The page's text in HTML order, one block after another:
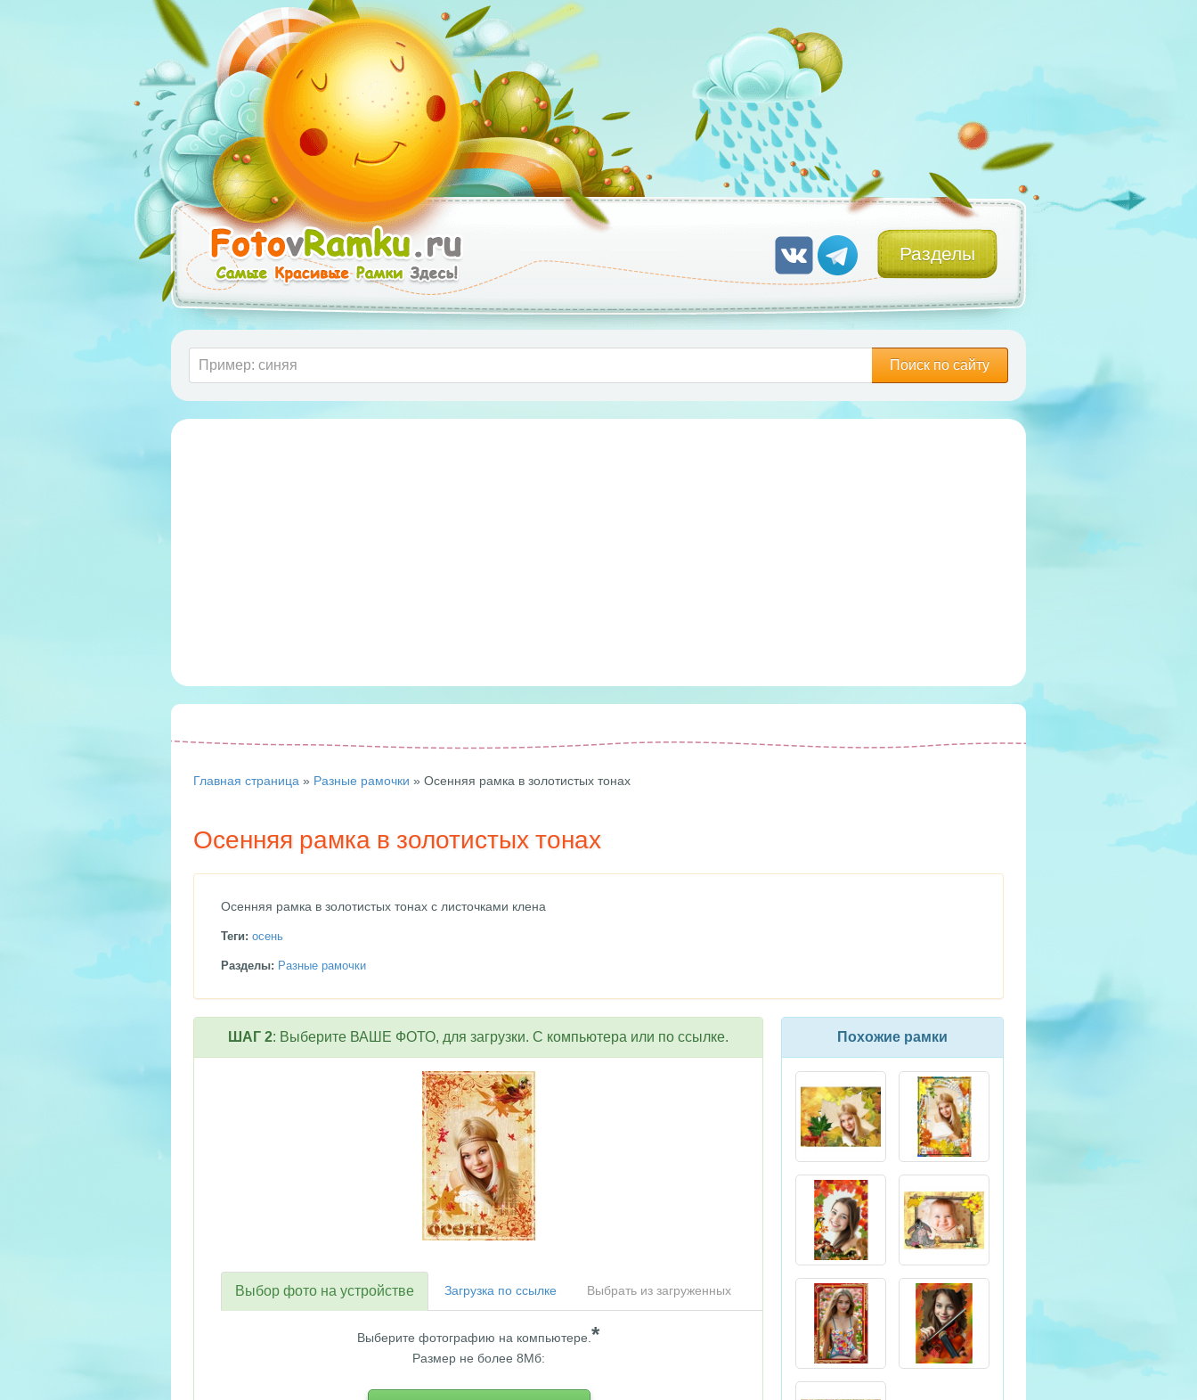
Разделы
Поиск по сайту
Главная страница » Разные рамочки » Осенняя рамка в золотистых тонах
Осенняя рамка в золотистых тонах
Осенняя рамка в золотистых тонах с листочками клена
Теги: осень
Разделы: Разные рамочки
Похожие рамки
ШАГ 2: Выберите ВАШЕ ФОТО, для загрузки. С компьютера или по ссылке.
Выбор фото на устройстве Загрузка по ссылке Выбрать из загруженных
Выберите фотографию на компьютере. *
Размер не более 8Мб: